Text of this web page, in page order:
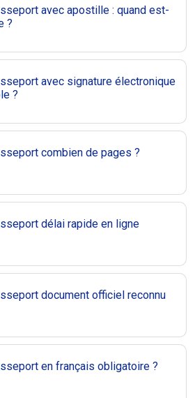
avec apostille : quand est-
?
avec signature électronique
?
combien de pages ?
délai rapide en ligne
document officiel reconnu
en français obligatoire ?